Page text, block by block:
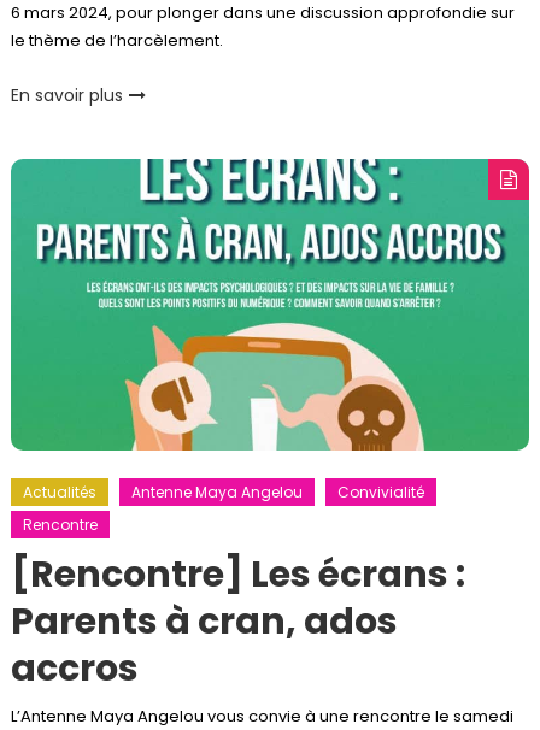
6 mars 2024, pour plonger dans une discussion approfondie sur
le thème de l’harcèlement.
En savoir plus
Actualités Antenne Maya Angelou
Convivialité
Rencontre
[Rencontre] Les écrans :
Parents à cran, ados
accros
L’Antenne Maya Angelou vous convie à une rencontre le samedi